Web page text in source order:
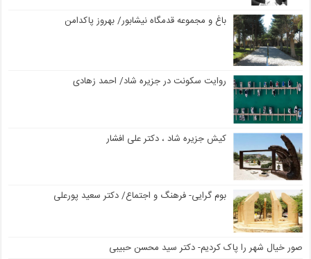
باغ و مجموعه قدمگاه نیشابور/ بهروز پاکدامن
روایت سکونت در جزیره شاد/ احمد زهادی
کیش جزیره شاد ، دکتر علی افشار
بوم گرایی- فرهنگ و اجتماع/ دکتر سعید پورعلی
صور خیال شهر را پاک کردیم- دکتر سید محسن حبیبی